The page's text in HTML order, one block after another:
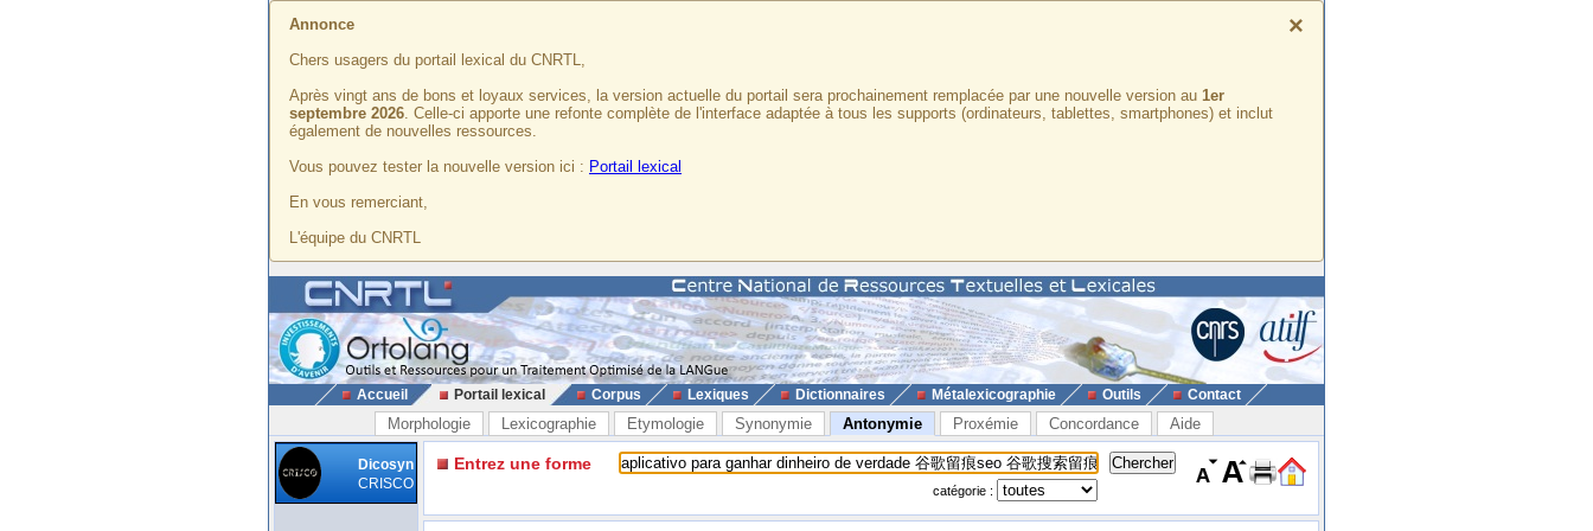
×
Annonce
Chers usagers du portail lexical du CNRTL,
Après vingt ans de bons et loyaux services, la version actuelle du portail sera prochainement remplacée par une nouvelle version au 1er
septembre 2026. Celle-ci apporte une refonte complète de l'interface adaptée à tous les supports (ordinateurs, tablettes, smartphones) et inclut
également de nouvelles ressources.
Vous pouvez tester la nouvelle version ici : Portail lexical
En vous remerciant,
L'équipe du CNRTL
Accueil Portail lexical Corpus Lexiques Dictionnaires Métalexicographie Outils Contact
Morphologie Lexicographie Etymologie Synonymie Antonymie Proxémie Concordance Aide
Dicosyn
CRISCO
Entrez une forme
catégorie :